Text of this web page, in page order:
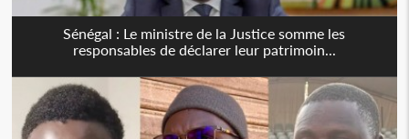
Sénégal : Le ministre de la Justice somme les
responsables de déclarer leur patrimoin...